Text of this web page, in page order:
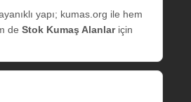
yapı; kumas.org ile hem
de Stok Kumaş Alanlariçin